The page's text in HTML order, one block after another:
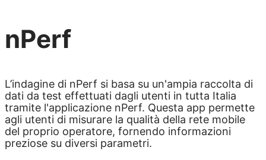
nPerf
L’indagine di nPerf si basa su un'ampia raccolta di
dati da test effettuati dagli utenti in tutta Italia
tramite l'applicazione nPerf. Questa app permette
agli utenti di misurare la qualità della rete mobile
del proprio operatore, fornendo informazioni
preziose su diversi parametri.